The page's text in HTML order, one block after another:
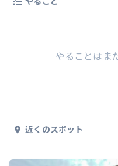
やることはま
近くのスポット